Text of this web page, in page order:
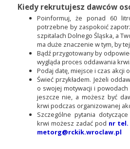
Kiedy rekrutujesz dawców
Poinformuj, że ponad 60
potrzebne by zaspokoić
szpitalach Dolnego Śląska, a
ma duże znaczenie w tym, by
Bądź przygotowany by
wygląda proces oddawania krwi.
Podaj datę, miejsce i czas akcji
Świeć przykładem. Jeżeli
o swojej motywacji i powodach
jeszcze nie, a możesz być
krwi podczas organizowanej
Szczególne pytania
krwi możesz zadać pod nr tel.
metorg@rckik.wroclaw.pl